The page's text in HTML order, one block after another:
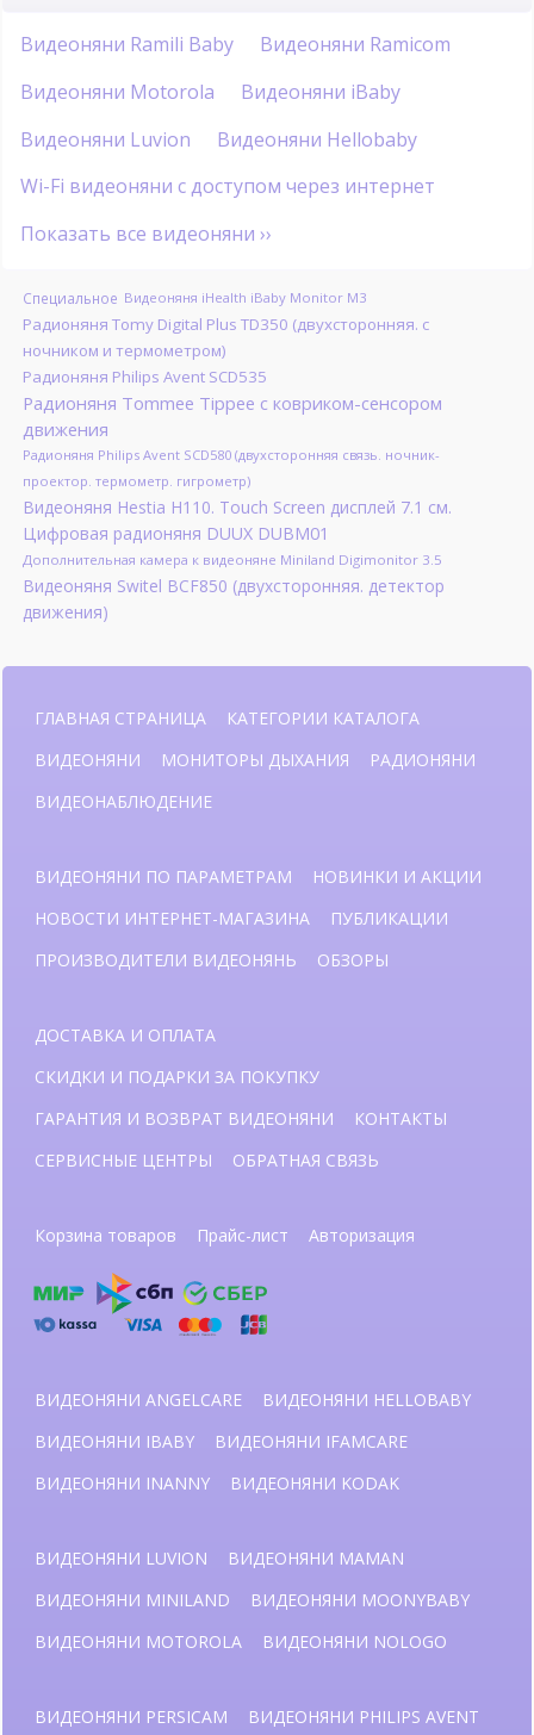
Видеоняни Ramili Baby
Видеоняни Ramicom
Видеоняни Motorola
Видеоняни iBaby
Видеоняни Luvion
Видеоняни Hellobaby
Wi-Fi видеоняни с доступом через интернет
Показать все видеоняни ››
Специальное Видеоняня iHealth iBaby Monitor M3
Радионяня Tomy Digital Plus TD350 (двухсторонняя. с
ночником и термометром)
Радионяня Philips Avent SCD535
Радионяня Tommee Tippee с ковриком-сенсором
движения
Радионяня Philips Avent SCD580 (двухсторонняя связь. ночник-
проектор. термометр. гигрометр)
Видеоняня Hestia H110. Touch Screen дисплей 7.1 см.
Цифровая радионяня DUUX DUBM01
Дополнительная камера к видеоняне Miniland Digimonitor 3.5
Видеоняня Switel BCF850 (двухсторонняя. детектор
движения)
ГЛАВНАЯ СТРАНИЦА
КАТЕГОРИИ КАТАЛОГА
ВИДЕОНЯНИ
МОНИТОРЫ ДЫХАНИЯ
РАДИОНЯНИ
ВИДЕОНАБЛЮДЕНИЕ
ВИДЕОНЯНИ ПО ПАРАМЕТРАМ
НОВИНКИ И АКЦИИ
НОВОСТИ ИНТЕРНЕТ-МАГАЗИНА
ПУБЛИКАЦИИ
ПРОИЗВОДИТЕЛИ ВИДЕОНЯНЬ
ОБЗОРЫ
ДОСТАВКА И ОПЛАТА
СКИДКИ И ПОДАРКИ ЗА ПОКУПКУ
ГАРАНТИЯ И ВОЗВРАТ ВИДЕОНЯНИ
КОНТАКТЫ
СЕРВИСНЫЕ ЦЕНТРЫ
ОБРАТНАЯ СВЯЗЬ
Корзина товаров Прайс-лист Авторизация
ВИДЕОНЯНИ ANGELCARE
ВИДЕОНЯНИ HELLOBABY
ВИДЕОНЯНИ IBABY
ВИДЕОНЯНИ IFAMCARE
ВИДЕОНЯНИ INANNY
ВИДЕОНЯНИ KODAK
ВИДЕОНЯНИ LUVION
ВИДЕОНЯНИ MAMAN
ВИДЕОНЯНИ MINILAND
ВИДЕОНЯНИ MOONYBABY
ВИДЕОНЯНИ MOTOROLA
ВИДЕОНЯНИ NOLOGO
ВИДЕОНЯНИ PERSICAM ВИДЕОНЯНИ PHILIPS AVENT